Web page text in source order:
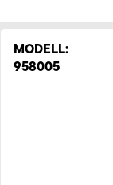
MODELL:
958005